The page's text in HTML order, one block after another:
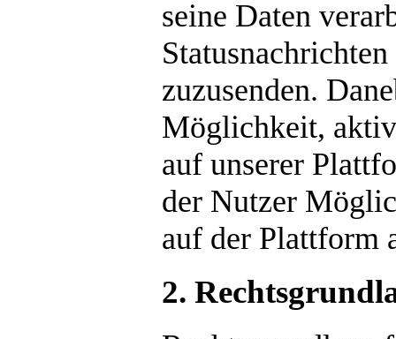
seine Daten
zuzusenden.
Möglichkeit,
auf unserer
der Nutzer
auf der Plattform
2.